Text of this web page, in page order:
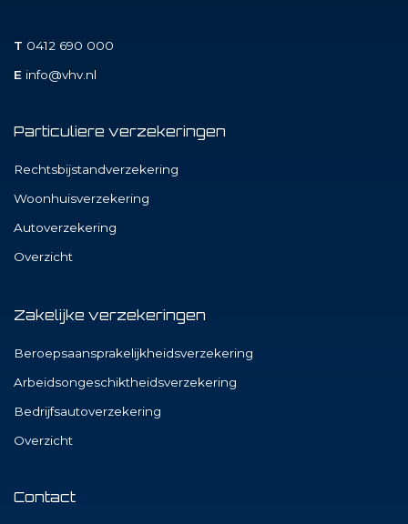
T 0412 690 000
E info@vhv.nl
Particuliere verzekeringen
Rechtsbijstandverzekering
Woonhuisverzekering
Autoverzekering
Overzicht
Zakelijke verzekeringen
Beroepsaansprakelijkheidsverzekering
Arbeidsongeschiktheidsverzekering
Bedrijfsautoverzekering
Overzicht
Contact